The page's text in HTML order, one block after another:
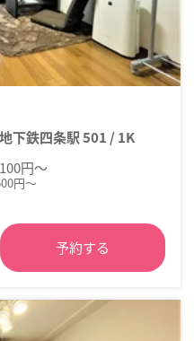
下鉄四条駅 501 / 1K
円～
円～
予約する